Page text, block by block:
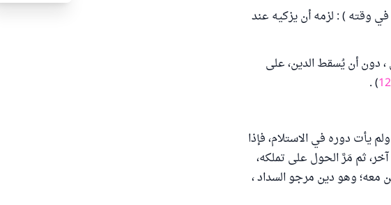
في وقته ) : لزمه أن يزكيه عند
، دون أن يُسقط الدين، على
) .
يأت دوره في الاستلام، فإذا
ثم مَرَّ الحول على تملكه،
معه؛ وهو دين مرجو السداد ،